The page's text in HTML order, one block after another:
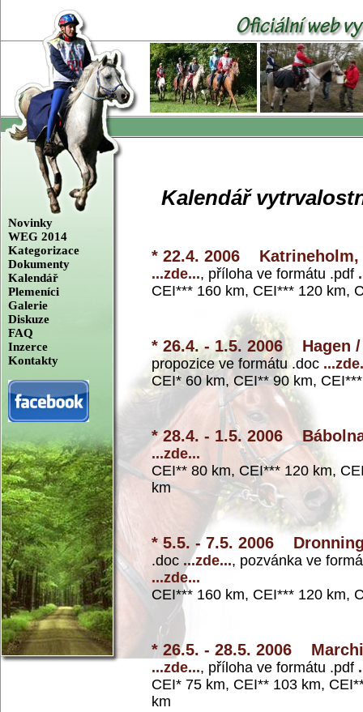
Kalendář
* 22.4. 2006 Katrineholm,
...zde..., příloha ve formátu .pdf
CEI*** 160 km, CEI*** 120 km,
* 26.4. - 1.5. 2006 Hagen
propozice ve formátu .doc
CEI* 60 km, CEI** 90 km,
* 28.4. - 1.5. 2006
...zde...
CEI** 80 km, CEI*** 120 km,
km
* 5.5. - 7.5. 2006
.doc ...zde..., pozvánka ve
...zde...
CEI*** 160 km, CEI*** 120 km,
* 26.5. - 28.5. 2006
...zde..., příloha ve formátu .pdf
CEI* 75 km, CEI** 103 km,
km
Novinky
WEG 2014
Kategorizace
Dokumenty
Kalendář
Plemeníci
Galerie
Diskuze
FAQ
Inzerce
Kontakty